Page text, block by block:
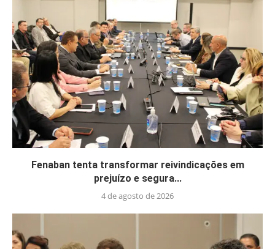
Fenaban tenta transformar reivindicações em
prejuízo e segura...
4 de agosto de 2026